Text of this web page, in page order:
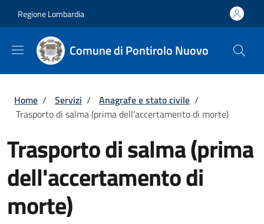
Regione Lombardia
Comune di Pontirolo Nuovo
Briciole di pane
Home / Servizi / Anagrafe e stato civile /
Trasporto di salma (prima dell'accertamento di morte)
Trasporto di salma (prima
dell'accertamento di
morte)